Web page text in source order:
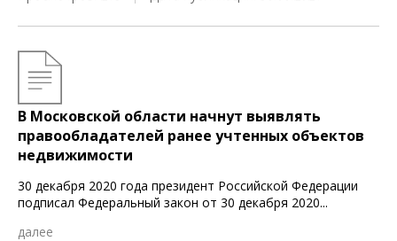
В Московской области начнут выявлять
правообладателей ранее учтенных объектов
недвижимости
30 декабря 2020 года президент Российской Федерации
подписал Федеральный закон от 30 декабря 2020...
далее